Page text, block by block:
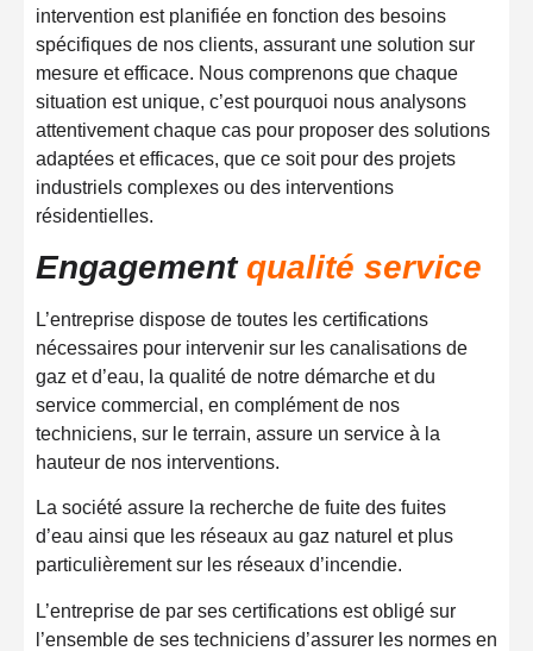
intervention est planifiée en fonction des besoins
spécifiques de nos clients, assurant une solution sur
mesure et efficace. Nous comprenons que chaque
situation est unique, c’est pourquoi nous analysons
attentivement chaque cas pour proposer des solutions
adaptées et efficaces, que ce soit pour des projets
industriels complexes ou des interventions
résidentielles.
Engagementqualité service
L’entreprise dispose de toutes les certifications
nécessaires pour intervenir sur les canalisations de
gaz et d’eau, la qualité de notre démarche et du
service commercial, en complément de nos
techniciens, sur le terrain, assure un service à la
hauteur de nos interventions.
La société assure la recherche de fuite des fuites
d’eau ainsi que les réseaux au gaz naturel et plus
particulièrement sur les réseaux d’incendie.
L’entreprise de par ses certifications est obligé sur
l’ensemble de ses techniciens d’assurer les normes en